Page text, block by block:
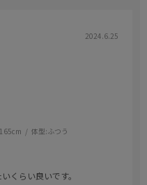
2024.6.25
体型:ふつう
くらい良いです。